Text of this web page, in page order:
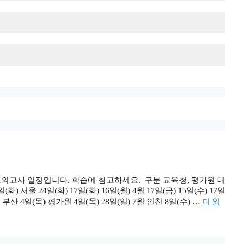
고사 일정입니다. 학습에 참고하세요. 구분 교육청, 평가원 대
) 서울 24일(화) 17일(화) 16일(월) 4월 17일(금) 15일(수) 17일
산 4일(목) 평가원 4일(목) 28일(일) 7월 인천 8일(수) … 더 읽